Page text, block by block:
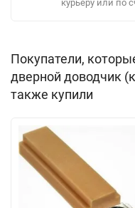
курьеру или по
Покупатели,
дверной доводчик
также купили